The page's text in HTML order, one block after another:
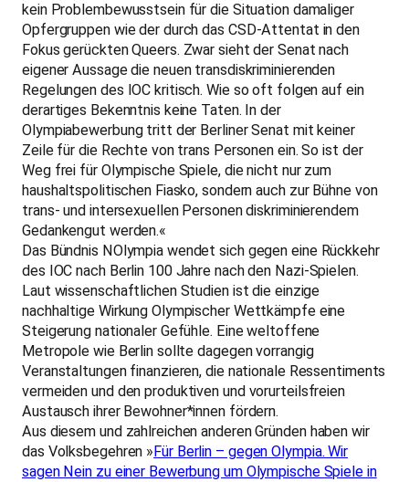
kein Problembewusstsein für die Situation damaliger
Opfergruppen wie der durch das CSD-Attentat in den
Fokus gerückten Queers. Zwar sieht der Senat nach
eigener Aussage die neuen transdiskriminierenden
Regelungen des IOC kritisch. Wie so oft folgen auf ein
derartiges Bekenntnis keine Taten. In der
Olympiabewerbung tritt der Berliner Senat mit keiner
Zeile für die Rechte von trans Personen ein. So ist der
Weg frei für Olympische Spiele, die nicht nur zum
haushaltspolitischen Fiasko, sondern auch zur Bühne von
trans- und intersexuellen Personen diskriminierendem
Gedankengut werden.«
Das Bündnis NOlympia wendet sich gegen eine Rückkehr
des IOC nach Berlin 100 Jahre nach den Nazi-Spielen.
Laut wissenschaftlichen Studien ist die einzige
nachhaltige Wirkung Olympischer Wettkämpfe eine
Steigerung nationaler Gefühle. Eine weltoffene
Metropole wie Berlin sollte dagegen vorrangig
Veranstaltungen finanzieren, die nationale Ressentiments
vermeiden und den produktiven und vorurteilsfreien
Austausch ihrer Bewohner*innen fördern.
Aus diesem und zahlreichen anderen Gründen haben wir
das Volksbegehren » Für Berlin – gegen Olympia. Wir
sagen Nein zu einer Bewerbung um Olympische Spiele in